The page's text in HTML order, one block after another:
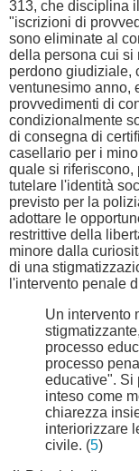
313, che disciplina
"iscrizioni di
sono eliminate al
della persona cui si
perdono giudiziale,
ventunesimo anno,
provvedimenti di
condizionalmente
di consegna di
casellario per i
quale si
tutelare l'identità
previsto per la
adottare le
restrittive della
minore dalla
di una
l'intervento penale
Un intervento
processo
processo
educative". Si
inteso come
chiarezza
interiorizzare
civile. (5)